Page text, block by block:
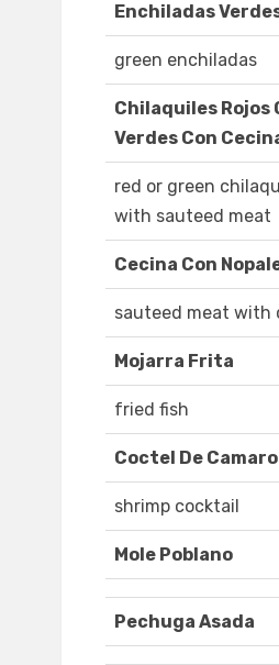
Enchiladas
green enchiladas
Chilaquiles Rojos
Verdes Con
red or green
with sauteed meat
Cecina Con
sauteed meat with
Mojarra Frita
fried fish
Coctel De
shrimp cocktail
Mole Poblano
Pechuga Asada